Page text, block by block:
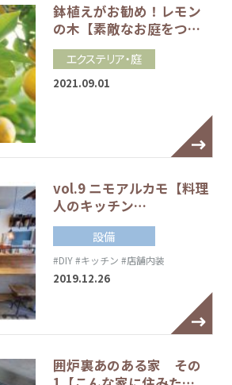
鉢植えがお勧め！レモン
の木【素敵なお庭をつ…
エクステリア・庭
2021.09.01
vol.9 ニモアルカモ【料理
人のキッチン…
設備
#DIY#キッチン #店舗内装
2019.12.26
囲炉裏あのある家 その